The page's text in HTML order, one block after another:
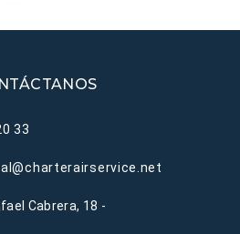
33
Cabrera, 18 -